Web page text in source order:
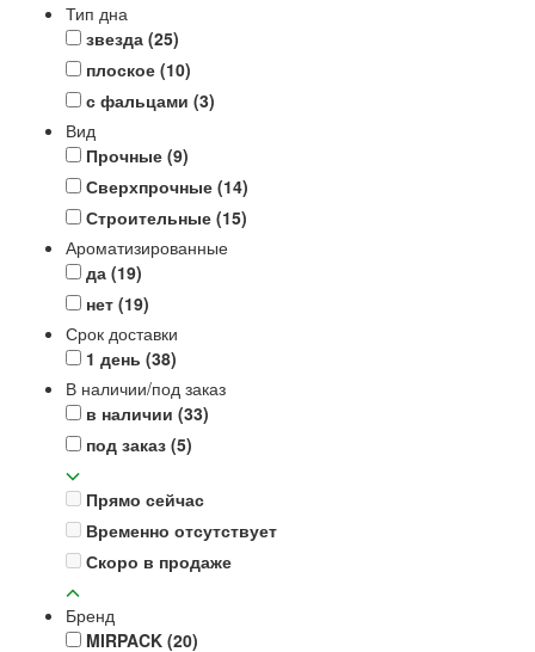
Тип дна
звезда (25)
плоское (10)
с фальцами (3)
Вид
Прочные (9)
Сверхпрочные (14)
Строительные (15)
Ароматизированные
да (19)
нет (19)
Срок доставки
1 день (38)
В наличии/под заказ
в наличии (33)
под заказ (5)
Прямо сейчас
Временно отсутствует
Скоро в продаже
Бренд
MIRPACK (20)